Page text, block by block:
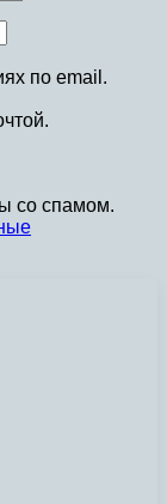
по email.
со спамом.